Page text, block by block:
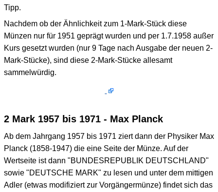
Tipp.
Nachdem ob der Ähnlichkeit zum 1-Mark-Stück diese
Münzen nur für 1951 geprägt wurden und per 1.7.1958 außer
Kurs gesetzt wurden (nur 9 Tage nach Ausgabe der neuen 2-
Mark-Stücke), sind diese 2-Mark-Stücke allesamt
sammelwürdig.
2 Mark 1957 bis 1971 - Max Planck
Ab dem Jahrgang 1957 bis 1971 ziert dann der Physiker Max
Planck (1858-1947) die eine Seite der Münze. Auf der
Wertseite ist dann "BUNDESREPUBLIK DEUTSCHLAND"
sowie "DEUTSCHE MARK" zu lesen und unter dem mittigen
Adler (etwas modifiziert zur Vorgängermünze) findet sich das